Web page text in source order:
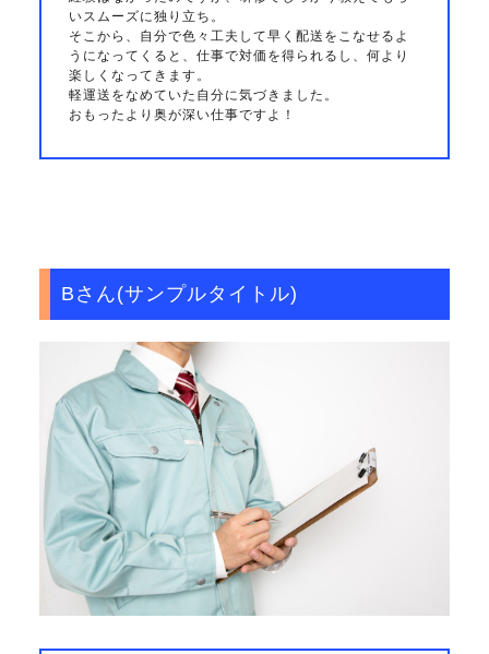
いスムーズに独り立ち。
そこから、自分で色々工夫して早く配送をこなせるよ
うになってくると、仕事で対価を得られるし、何より
楽しくなってきます。
軽運送をなめていた自分に気づきました。
おもったより奥が深い仕事ですよ！
Bさん(サンプルタイトル)